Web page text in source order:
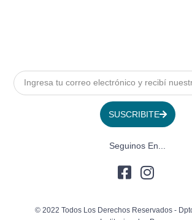
SUSCRIBITE
Seguinos En...
© 2022 Todos Los Derechos Reservados -